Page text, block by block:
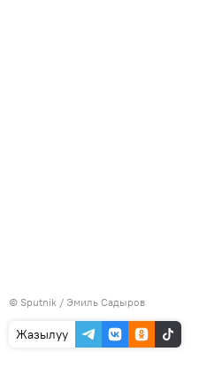
© Sputnik / Эмиль Садыров
Жазылуу